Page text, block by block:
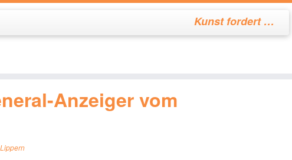
Kunst fordert …
Anzeiger vom